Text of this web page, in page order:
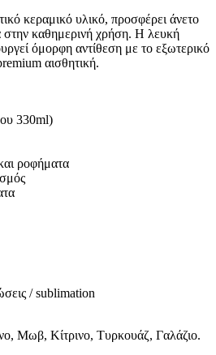
κεραμικό υλικό, προσφέρει άνετο
στην καθημερινή χρήση. Η λευκή
όμορφη αντίθεση με το εξωτερικό
αισθητική.
330ml)
ροφήματα
/ sublimation
Μωβ, Κίτρινο, Τυρκουάζ, Γαλάζιο.